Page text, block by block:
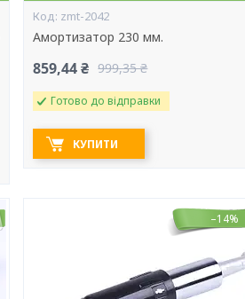
zmt-2042
Амортизатор 230 мм.
859,44 ₴ 999,35 ₴
Готово до відправки
КУПИТИ
–14%